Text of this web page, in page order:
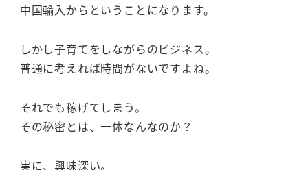
中国輸入からということになります。
しかし子育てをしながらのビジネス。
普通に考えれば時間がないですよね。
それでも稼げてしまう。
その秘密とは、一体なんなのか？
実に、興味深い。